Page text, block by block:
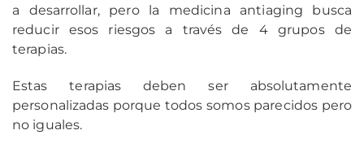
a desarrollar, pero la medicina antiaging busca
reducir esos riesgos a través de 4 grupos de
terapias.
Estas terapias deben ser absolutamente
personalizadas porque todos somos parecidos pero
no iguales.